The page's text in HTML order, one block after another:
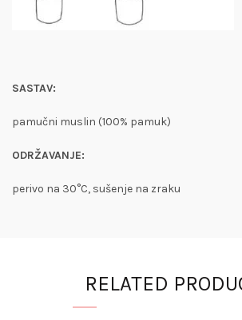
SASTAV:
pamučni muslin (100% pamuk)
ODRŽAVANJE:
perivo na 30°C, sušenje na zraku
RELATED